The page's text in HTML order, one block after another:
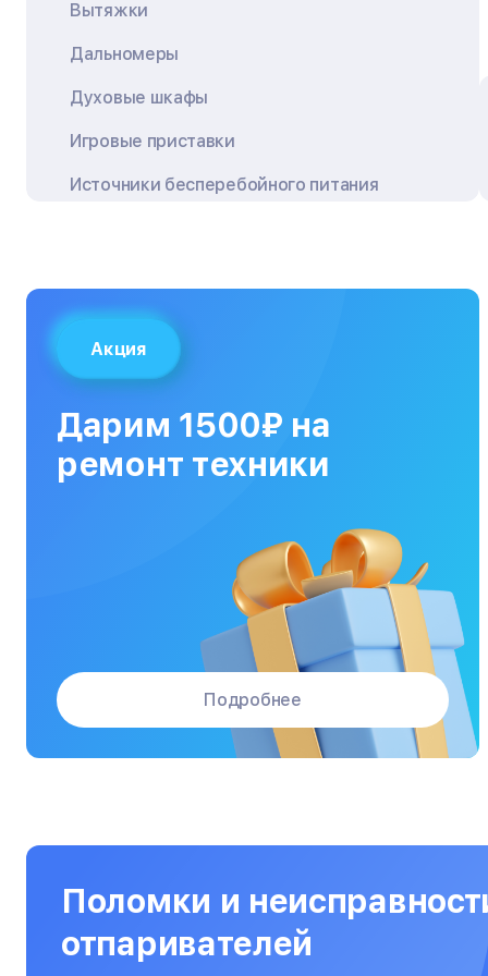
Вытяжки
Дальномеры
Духовые шкафы
Игровые приставки
Источники бесперебойного питания
Кофемашины
Кухонные плиты
МФУ
Микроволновые печи
Морозильные камеры
Оптические прицелы
Акция
Дарим 1500₽ на
ремонт техники
Подробнее
Поломки и
отпаривателей